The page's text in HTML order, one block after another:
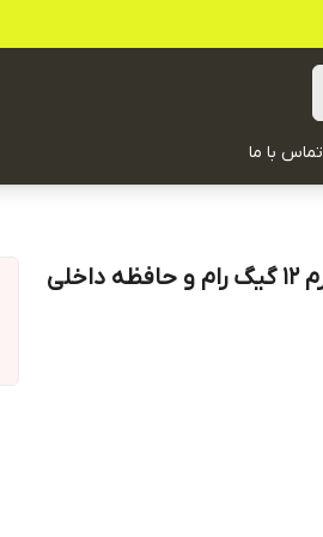
تماس با ما
گوشی موبایل شیائومی پوکو F7 رم 12 گیگ رام و حافظه داخلی